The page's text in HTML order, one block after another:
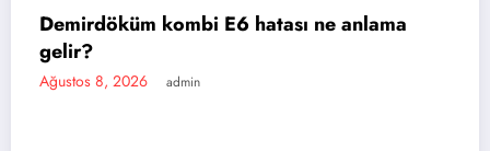
E6 hatası ne anlama